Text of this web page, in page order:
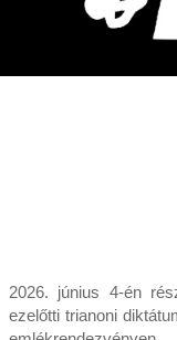
2026. június 4-én
ezelőtti trianoni